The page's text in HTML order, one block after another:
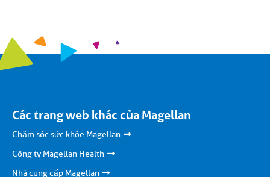
Các trang web khác của Magellan
Chăm sóc sức khỏe Magellan
Công ty Magellan Health
Nhà cung cấp Magellan